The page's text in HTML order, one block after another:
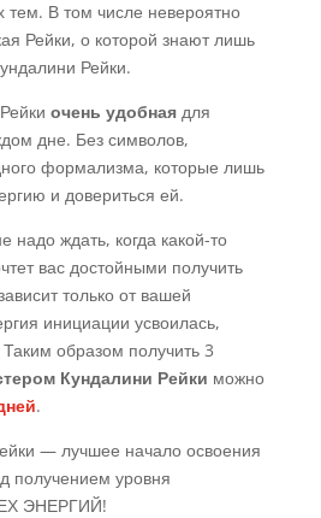
тем. В том числе невероятно
Рейки, о которой знают лишь
Рейки.
очень удобнаядля
дне. Без символов,
формализма, которые лишь
и довериться ей.
надо ждать, когда какой-то
вас достойными получить
только от вашей
инициации усвоилась,
образом получить 3
Кундалини Рейки можно
.
— лучшее начало освоения
получением уровня
ЭНЕРГИЙ!